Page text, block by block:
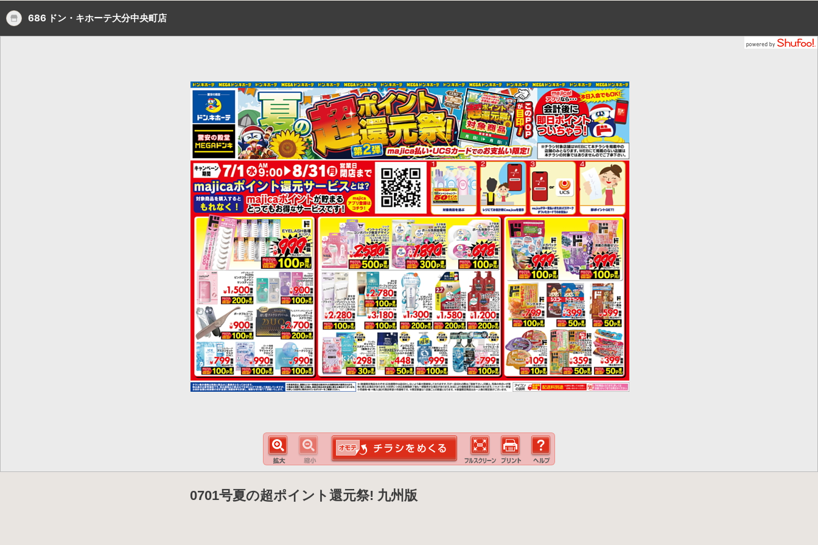
686 ドン・キホーテ大分中央町店
0701号夏の超ポイント還元祭! 九州版